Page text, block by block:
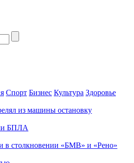
Спорт Бизнес Культура Здоровье
из машины остановку
БПЛА
в столкновении «БМВ» и «Рено»